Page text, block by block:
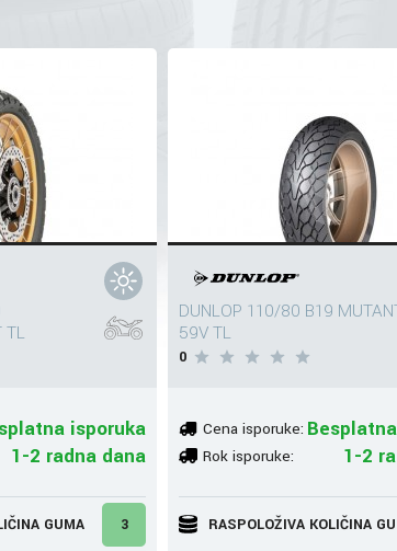
TL
isporuka
1-2 radna dana
GUMA 3
DUNLOP 110/80 B19
59V TL
0
Cena isporuke:
Rok isporuke: 1-2
RASPOLOŽIVA KOLIČINA